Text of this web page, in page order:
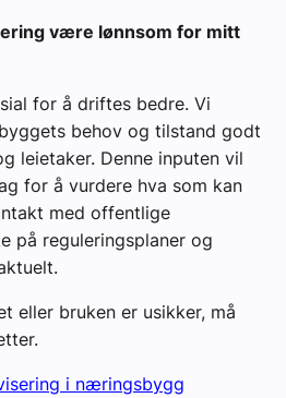
være lønnsom for mitt
for å driftes bedre. Vi
behov og tilstand godt
leietaker. Denne inputen vil
for å vurdere hva som kan
med offentlige
på reguleringsplaner og
eller bruken er usikker, må
i næringsbygg